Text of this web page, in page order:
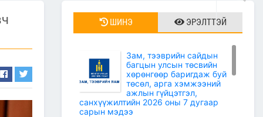
ШИНЭ ЭРЭЛТТЭЙ
Зам, тээврийн сайдын
багцын улсын төсвийн
хөрөнгөөр баригдаж буй
төсөл, арга хэмжээний
ажлын гүйцэтгэл,
санхүүжилтийн 2026 оны 7 дугаар
сарын мэдээ